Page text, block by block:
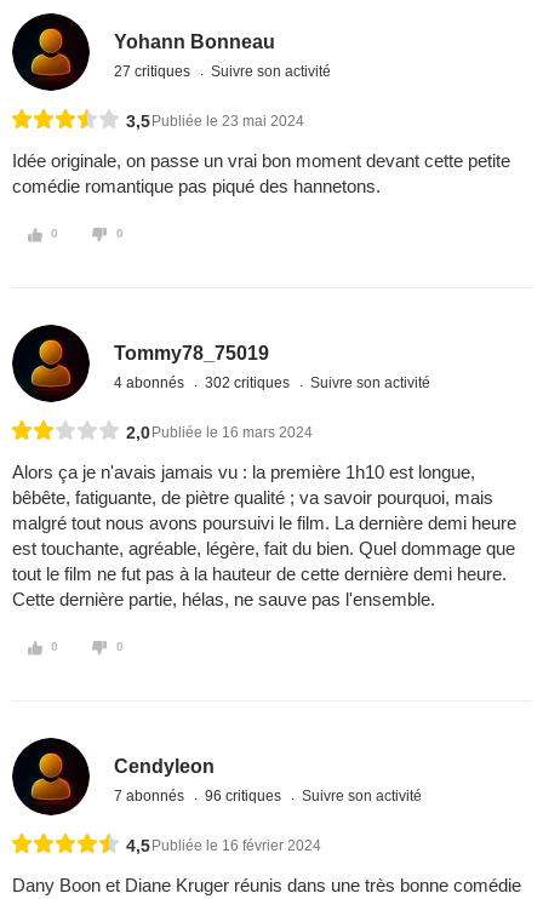
Yohann Bonneau
27 critiques Suivre son activité
3,5 Publiée le 23 mai 2024
Idée originale, on passe un vrai bon moment devant cette petite
comédie romantique pas piqué des hannetons.
0 0
Tommy78_75019
4 abonnés 302 critiques Suivre son activité
2,0 Publiée le 16 mars 2024
Alors ça je n'avais jamais vu : la première 1h10 est longue,
bêbête, fatiguante, de piètre qualité ; va savoir pourquoi, mais
malgré tout nous avons poursuivi le film. La dernière demi heure
est touchante, agréable, légère, fait du bien. Quel dommage que
tout le film ne fut pas à la hauteur de cette dernière demi heure.
Cette dernière partie, hélas, ne sauve pas l'ensemble.
0 0
Cendyleon
7 abonnés 96 critiques Suivre son activité
4,5 Publiée le 16 février 2024
Dany Boon et Diane Kruger réunis dans une très bonne comédie